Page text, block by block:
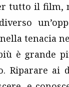
tutto il film,
tenacia
è grande
Riparare ai